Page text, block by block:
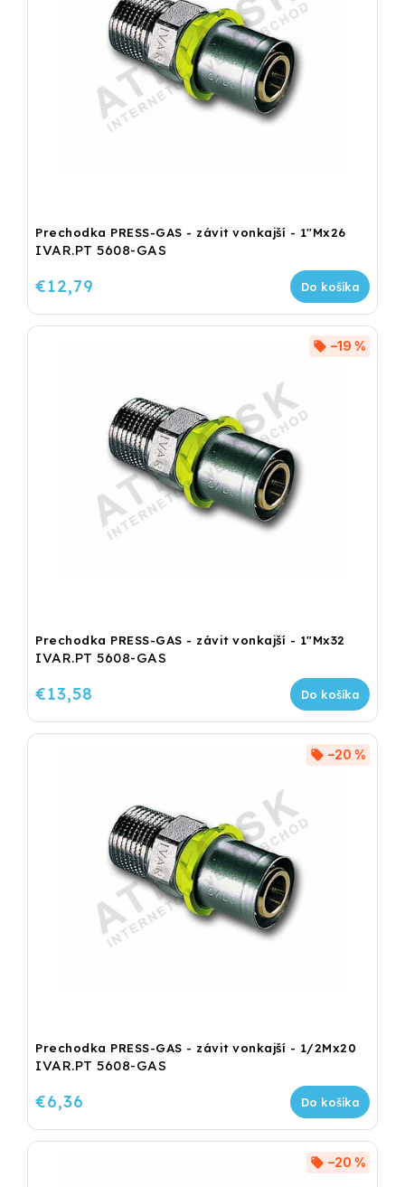
Prechodka PRESS-GAS - závit vonkajší - 1"Mx26
IVAR.PT 5608-GAS
€12,79 Do košíka
Prechodka PRESS-GAS - závit vonkajší - 1"Mx32
IVAR.PT 5608-GAS
–19 %
€13,58 Do košíka
Prechodka PRESS-GAS - závit vonkajší - 1/2Mx20
IVAR.PT 5608-GAS
–20 %
€6,36 Do košíka
–20 %